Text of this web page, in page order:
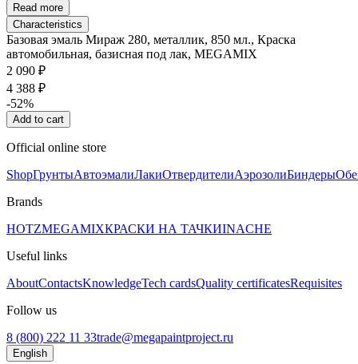
Read more
Characteristics
Базовая эмаль Мираж 280, металлик, 850 мл., Краска
автомобильная, базисная под лак, MEGAMIX
2 090 ₽
4 388 ₽
-52%
Add to cart
Official online store
ShopГрунтыАвтоэмалиЛакиОтвердителиАэрозолиБиндеры
Brands
HOTZMEGAMIXКРАСКИ НА ТАЧКИINACHE
Useful links
AboutContactsKnowledgeTech cardsQuality certificatesRequisites
Follow us
8 (800) 222 11 33trade@megapaintproject.ru
English